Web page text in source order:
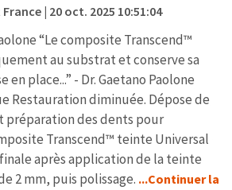
| 20 oct. 2025 10:51:04
“Le composite Transcend™
au substrat et conserve sa
en place...” - Dr. Gaetano Paolone
Restauration diminuée. Dépose de
préparation des dents pour
Transcend™ teinte Universal
après application de la teinte
2 mm, puis polissage. ...Continuer la